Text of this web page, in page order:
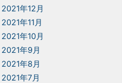
2021年12月
2021年11月
2021年10月
2021年9月
2021年8月
2021年7月